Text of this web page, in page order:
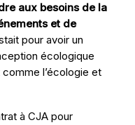
aux besoins de la
et de
pour avoir un
écologique
comme l’écologie et
à CJA pour